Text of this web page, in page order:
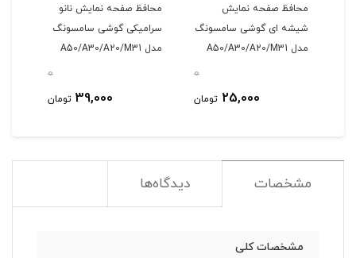
محافظ صفحه نمایش
شیشه ای گوشی سامسونگ
مدل A50/A30/A20/M31
0
25,000 تومان
محافظ صفحه نمایش نانو
سرامیکی گوشی سامسونگ
مدل A50/A30/A20/M31
0
39,000 تومان
مشخصات دیدگاه‌ها
مشخصات کلی